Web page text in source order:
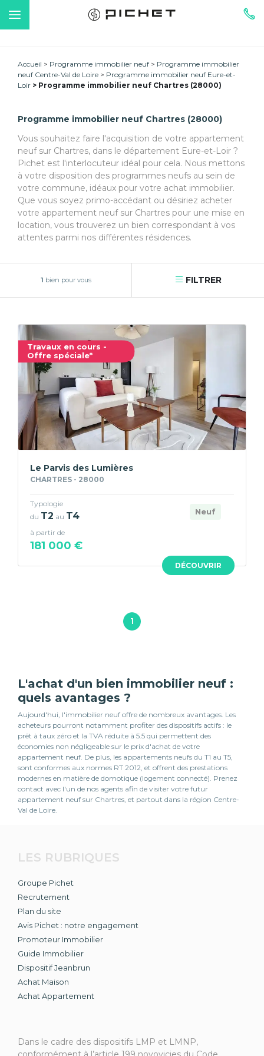
Accueil Programme immobilier neuf
Programme immobilier
neuf Centre-Val de Loire
Programme immobilier neuf Eure-et-
Loir
Programme immobilier neuf Chartres (28000)
Programme immobilier neuf Chartres (28000)
Vous souhaitez faire l'acquisition de votre appartement
neuf sur Chartres, dans le département Eure-et-Loir ?
Pichet est l'interlocuteur idéal pour cela. Nous mettons
à votre disposition des programmes neufs au sein de
votre commune, idéaux pour votre achat immobilier.
Que vous soyez primo-accédant ou désiriez acheter
votre appartement neuf sur Chartres pour une mise en
location, vous trouverez un bien correspondant à vos
attentes parmi nos différentes résidences.
1 bien pour vous FILTRER
Travaux en cours -
Offre spéciale*
DÉCOUVRIR
Le Parvis des Lumières
CHARTRES - 28000
Neuf
Typologie
du T2 au T4
à partir de
181 000 €
1
L'achat d'un bien immobilier neuf :
quels avantages ?
Aujourd'hui, l'immobilier neuf offre de nombreux avantages. Les
acheteurs pourront notamment profiter des dispositifs actifs : le
prêt à taux zéro et la TVA réduite à 5.5 qui permettent des
économies non négligeable sur le prix d'achat de votre
appartement neuf. De plus, les appartements neufs du T1 au T5,
sont conformes aux normes RT 2012, et offrent des prestations
modernes en matière de domotique (logement connecté). Prenez
contact avec l'un de nos agents afin de visiter votre futur
appartement neuf sur Chartres, et partout dans la région Centre-
Val de Loire.
LES RUBRIQUES
Groupe Pichet
Recrutement
Plan du site
Avis Pichet : notre engagement
Promoteur Immobilier
Guide Immobilier
Dispositif Jeanbrun
Achat Maison
Achat Appartement
Dans le cadre des dispositifs LMP et LMNP,